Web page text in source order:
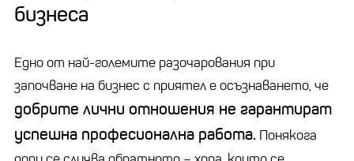
бизнеса
Едно от най-големите разочарования при
започване на бизнес с приятел е осъзнаването, че
добрите лични отношения не гарантират
успешна професионална работа. Понякога